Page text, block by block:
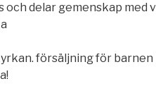
och delar gemenskap med
försäljning för barnen i